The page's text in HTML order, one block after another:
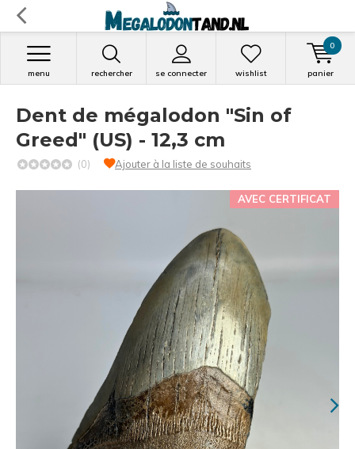
rechercher se connecter
menu wishlist panier
0
Dent de mégalodon "Sin of
Greed" (US) - 12,3 cm
(0) Ajouter à la liste de souhaits
AVEC CERTIFICAT